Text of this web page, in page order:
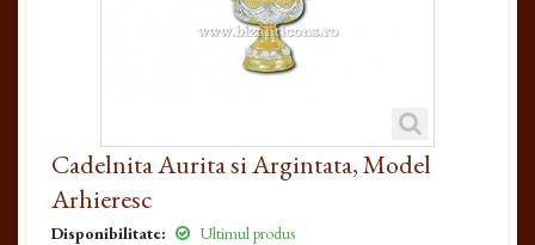
Cadelnita Aurita si Argintata, Model
Arhieresc
Disponibilitate: Ultimul produs